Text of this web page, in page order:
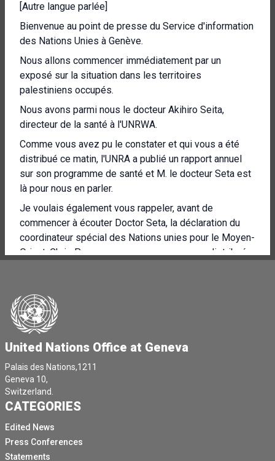
[Autre langue parlée]
Bienvenue au point de presse du Service d'information
des Nations Unies à Genève.
Nous allons commencer immédiatement par un
exposé sur la situation dans les territoires
palestiniens occupés.
Nous avons parmi nous le docteur Akihiro Seita,
directeur de la santé à l'UNRWA.
Comme vous avez pu le constater et qui vous a été
distribué ce matin, l'UNRA a publié un rapport annuel
sur son programme de santé et M. le docteur Seta est
là pour nous en parler.
Je voulais également vous rappeler, avant de
commencer à écouter Doctor Seta, la déclaration du
coordinateur spécial des Nations unies pour le Moyen-
Orient, Chris Process, que nous vous avons distribuée
prie d'avoir vos remarques initiales, puis nous
passerons aux questions.
[Autre langue parlée]
[Autre langue parlée]
Merci beaucoup pour ce bon rassemblement.
Et je m'appelle Seita.
Je suis le directeur de la santé de l'UNRWA.
L'UNRWA couvre non seulement le territoire
palestinien occupé, Gaza, la Cisjordanie, y compris
United Nations Office at Geneva
Palais des Nations,1211
Geneva 10,
Switzerland.
CATEGORIES
Edited News
Press Conferences
Statements